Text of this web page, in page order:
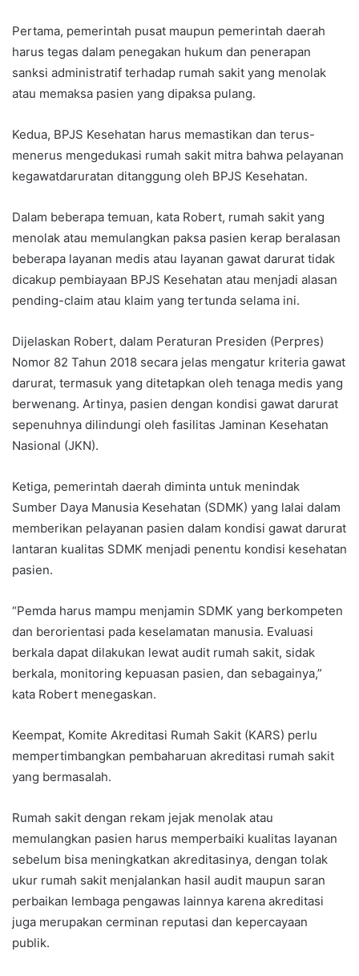
Pertama, pemerintah pusat maupun pemerintah daerah
harus tegas dalam penegakan hukum dan penerapan
sanksi administratif terhadap rumah sakit yang menolak
atau memaksa pasien yang dipaksa pulang.
Kedua, BPJS Kesehatan harus memastikan dan terus-
menerus mengedukasi rumah sakit mitra bahwa pelayanan
kegawatdaruratan ditanggung oleh BPJS Kesehatan.
Dalam beberapa temuan, kata Robert, rumah sakit yang
menolak atau memulangkan paksa pasien kerap beralasan
beberapa layanan medis atau layanan gawat darurat tidak
dicakup pembiayaan BPJS Kesehatan atau menjadi alasan
pending-claim atau klaim yang tertunda selama ini.
Dijelaskan Robert, dalam Peraturan Presiden (Perpres)
Nomor 82 Tahun 2018 secara jelas mengatur kriteria gawat
darurat, termasuk yang ditetapkan oleh tenaga medis yang
berwenang. Artinya, pasien dengan kondisi gawat darurat
sepenuhnya dilindungi oleh fasilitas Jaminan Kesehatan
Nasional (JKN).
Ketiga, pemerintah daerah diminta untuk menindak
Sumber Daya Manusia Kesehatan (SDMK) yang lalai dalam
memberikan pelayanan pasien dalam kondisi gawat darurat
lantaran kualitas SDMK menjadi penentu kondisi kesehatan
pasien.
“Pemda harus mampu menjamin SDMK yang berkompeten
dan berorientasi pada keselamatan manusia. Evaluasi
berkala dapat dilakukan lewat audit rumah sakit, sidak
berkala, monitoring kepuasan pasien, dan sebagainya,”
kata Robert menegaskan.
Keempat, Komite Akreditasi Rumah Sakit (KARS) perlu
mempertimbangkan pembaharuan akreditasi rumah sakit
yang bermasalah.
Rumah sakit dengan rekam jejak menolak atau
memulangkan pasien harus memperbaiki kualitas layanan
sebelum bisa meningkatkan akreditasinya, dengan tolak
ukur rumah sakit menjalankan hasil audit maupun saran
perbaikan lembaga pengawas lainnya karena akreditasi
juga merupakan cerminan reputasi dan kepercayaan
publik.